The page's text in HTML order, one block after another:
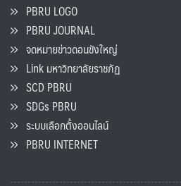
PBRU LOGO
PBRU JOURNAL
จดหมายข่าวดอนขังใหญ่
Link มหาวิทยาลัยราชภัฏ
SCD PBRU
SDGs PBRU
ระบบเลือกตั้งออนไลน์
PBRU INTERNET